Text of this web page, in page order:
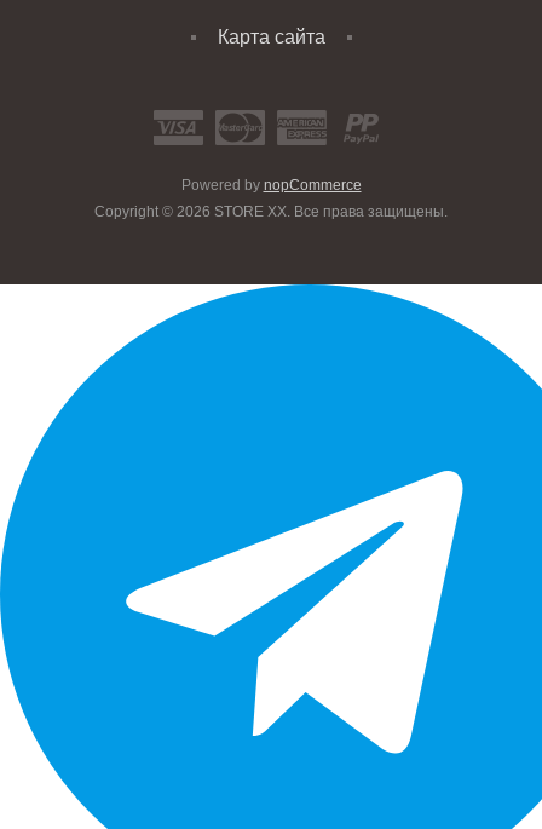
Карта сайта
Powered by nopCommerce
Copyright © 2026 STORE XX. Все права защищены.